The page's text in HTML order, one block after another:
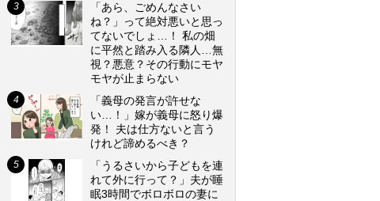
「あら、ごめんなさい
ね？」って絶対悪いと思っ
てないでしょ…！ 私の畑
に平然と踏み入る隣人…無
視？悪意？その行動にモヤ
モヤが止まらない
「義母の発言が許せな
い…！」嫁が義母に怒り爆
発！ 夫は仕方ないと言う
けれど諦めるべき？
「うるさいから子どもを連
れて外に行って？」夫が睡
眠3時間でボロボロの妻に